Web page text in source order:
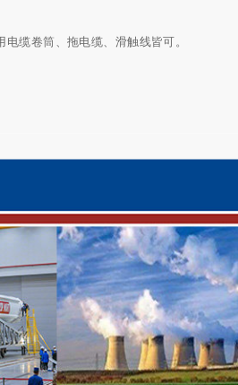
缆卷筒、拖电缆、滑触线皆可。